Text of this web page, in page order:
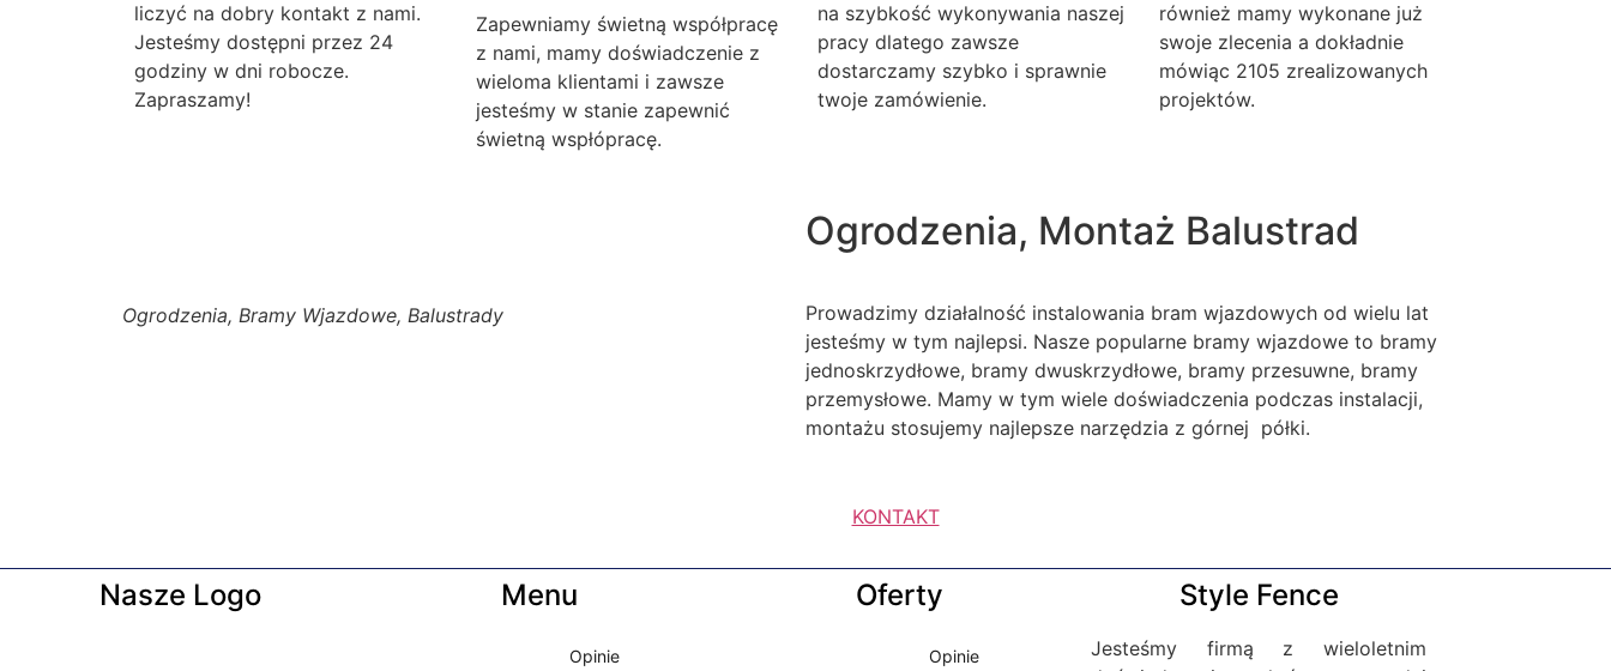
liczyć na dobry kontakt z nami.
Jesteśmy dostępni przez 24
godziny w dni robocze.
Zapraszamy!
Zapewniamy świetną współpracę
z nami, mamy doświadczenie z
wieloma klientami i zawsze
jesteśmy w stanie zapewnić
świetną wspłópracę.
na szybkość wykonywania naszej
pracy dlatego zawsze
dostarczamy szybko i sprawnie
twoje zamówienie.
również mamy wykonane już
swoje zlecenia a dokładnie
mówiąc 2105 zrealizowanych
projektów.
Ogrodzenia, Bramy Wjazdowe, Balustrady
Ogrodzenia, Montaż Balustrad
Prowadzimy działalność instalowania bram wjazdowych od wielu lat
jesteśmy w tym najlepsi. Nasze popularne bramy wjazdowe to bramy
jednoskrzydłowe, bramy dwuskrzydłowe, bramy przesuwne, bramy
przemysłowe. Mamy w tym wiele doświadczenia podczas instalacji,
montażu stosujemy najlepsze narzędzia z górnej półki.
KONTAKT
Nasze Logo Menu
Opinie
Oferty
Opinie
Style Fence
Jesteśmy firmą z wieloletnim